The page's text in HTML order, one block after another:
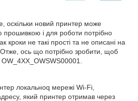
оскільки новий принтер може
прошивкою і для роботи потрібно
кроки не такі прості та не описані на
Отже, ось що потрібно зробити, щоб
локальноq мережі Wi-Fi,
який принтер отримав через